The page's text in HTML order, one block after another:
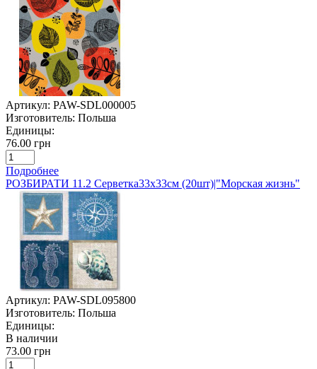
Артикул: PAW-SDL000005
Изготовитель: Польша
Единицы:
76.00 грн
Подробнее
РОЗБИРАТИ 11.2 Серветка33х33см (20шт)|"Морская жизнь"
Артикул: PAW-SDL095800
Изготовитель: Польша
Единицы:
В наличии
73.00 грн